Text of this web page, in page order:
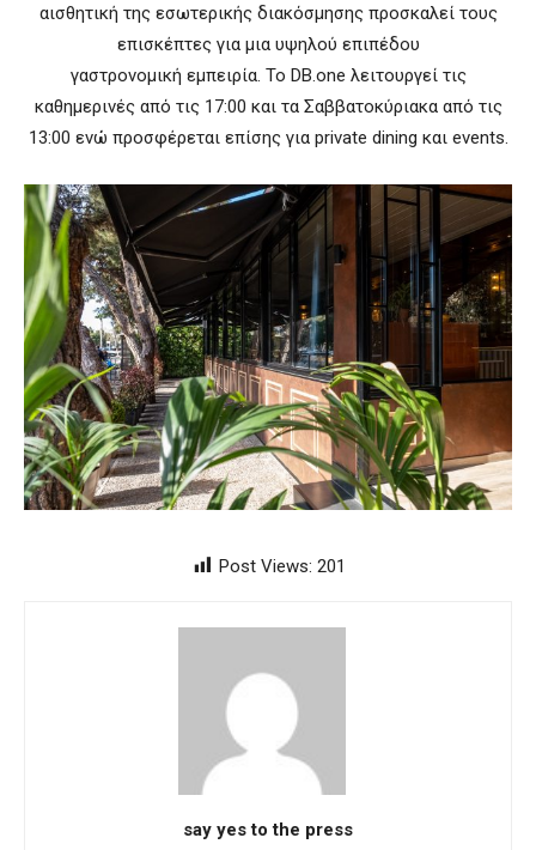
αισθητική της εσωτερικής διακόσμησης προσκαλεί τους
επισκέπτες για μια υψηλού επιπέδου
γαστρονομική εμπειρία. Το DB.one λειτουργεί τις
καθημερινές από τις 17:00 και τα Σαββατοκύριακα από τις
13:00 ενώ προσφέρεται επίσης για private dining και events.
Post Views: 201
say yes to the press